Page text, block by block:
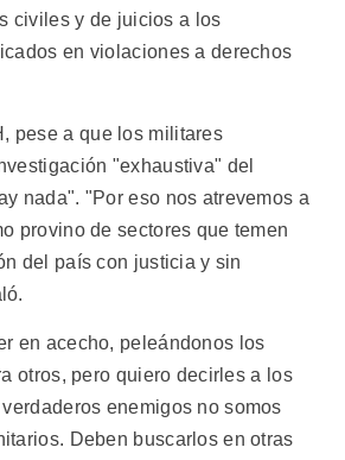
civiles y de juicios a los
en violaciones a derechos
pese a que los militares
"exhaustiva" del
nada". "Por eso nos atrevemos a
provino de sectores que temen
del país con justicia y sin
en acecho, peleándonos los
otros, pero quiero decirles a los
enemigos no somos
Deben buscarlos en otras